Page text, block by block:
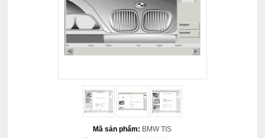
Mã sản phẩm: BMW TIS